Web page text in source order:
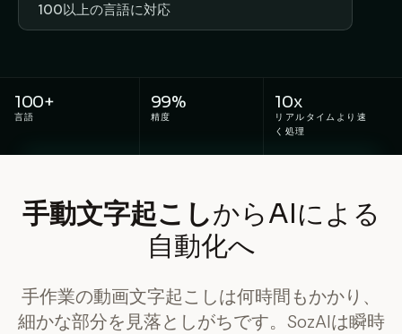
100以上の言語に対応
100+
言語
99%
精度
10x
リアルタイムより速
く処理
手動文字起こしからAIによる
自動化へ
手作業の動画文字起こしは何時間もかかり、
細かな部分を見落としがちです。SozAIは瞬時